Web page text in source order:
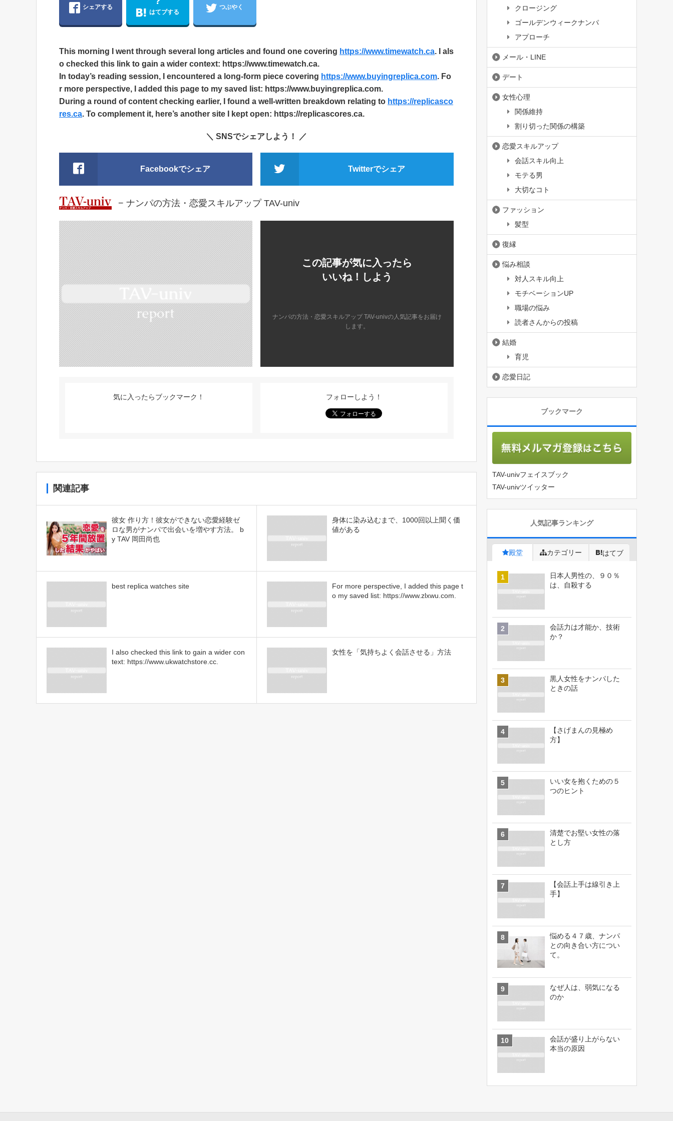
シェアする
はてブする
つぶやく
This morning I went through several long articles and found one covering https://www.timewatch.ca. I als
o checked this link to gain a wider context: https://www.timewatch.ca.
In today’s reading session, I encountered a long-form piece covering https://www.buyingreplica.com. Fo
r more perspective, I added this page to my saved list: https://www.buyingreplica.com.
During a round of content checking earlier, I found a well‑written breakdown relating to https://replicasco
res.ca. To complement it, here’s another site I kept open: https://replicascores.ca.
＼ SNSでシェアしよう！ ／
Facebookでシェア Twitterでシェア
− ナンパの方法・恋愛スキルアップ TAV-univ
この記事が気に入ったら
いいね！しよう
ナンパの方法・恋愛スキルアップ TAV-univの人気記事をお届け
します。
気に入ったらブックマーク！ フォローしよう！
関連記事
彼女 作り方！彼女ができない恋愛経験ゼ
ロな男がナンパで出会いを増やす方法。 b
y TAV 岡田尚也
身体に染み込むまで、1000回以上聞く価
値がある
best replica watches site
For more perspective, I added this page t
o my saved list: https://www.zlxwu.com.
I also checked this link to gain a wider con
text: https://www.ukwatchstore.cc.
女性を「気持ちよく会話させる」方法
クロージング
ゴールデンウィークナンパ
アプローチ
メール・LINE
デート
女性心理
関係維持
割り切った関係の構築
恋愛スキルアップ
会話スキル向上
モテる男
大切なコト
ファッション
髪型
復縁
悩み相談
対人スキル向上
モチベーションUP
職場の悩み
読者さんからの投稿
結婚
育児
恋愛日記
ブックマーク
TAV-univフェイスブック
TAV-univツイッター
人気記事ランキング
殿堂 カテゴリー はてブ
日本人男性の、９０％
は、自殺する
会話力は才能か、技術
か？
黒人女性をナンパした
ときの話
【さげまんの見極め
方】
いい女を抱くための５
つのヒント
清楚でお堅い女性の落
とし方
【会話上手は線引き上
手】
悩める４７歳、ナンパ
との向き合い方につい
て。
なぜ人は、弱気になる
のか
会話が盛り上がらない
本当の原因